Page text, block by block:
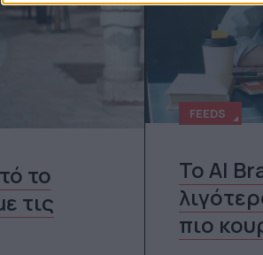
το
τις
FEEDS
Το AI
πιο